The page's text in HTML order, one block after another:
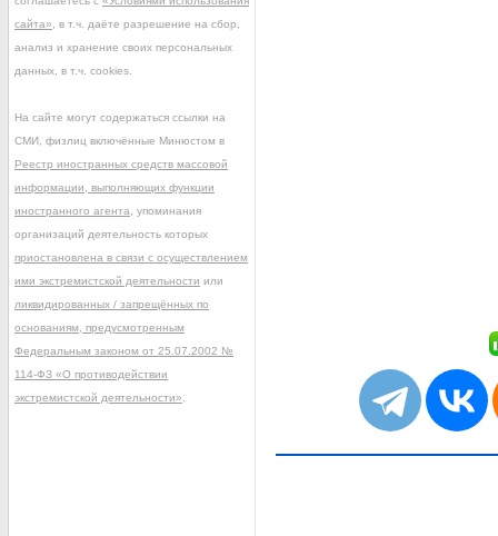
сайта» , в т.ч. даёте разрешение на сбор,
анализ и хранение своих персональных
данных, в т.ч. cookies.
На сайте могут содержаться ссылки на
СМИ, физлиц включённые Минюстом в
Реестр иностранных средств массовой
информации, выполняющих функции
иностранного агента , упоминания
организаций деятельность которых
приостановлена в связи с осуществлением
ими экстремистской деятельности или
ликвидированных / запрещённых по
основаниям, предусмотренным
Федеральным законом от 25.07.2002 №
114-ФЗ «О противодействии
экстремистской деятельности»